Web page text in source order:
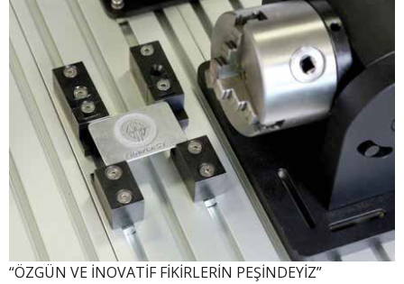
“ÖZGÜN VE İNOVATİF FİKİRLERİN PEŞİNDEYİZ”